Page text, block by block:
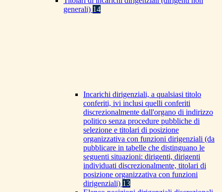
generali) 14
Incarichi dirigenziali, a qualsiasi titolo
conferiti, ivi inclusi quelli conferiti
discrezionalmente dall'organo di indirizzo
politico senza procedure pubbliche di
selezione e titolari di posizione
organizzativa con funzioni dirigenziali (da
pubblicare in tabelle che distinguano le
seguenti situazioni: dirigenti, dirigenti
individuati discrezionalmente, titolari di
posizione organizzativa con funzioni
dirigenziali) 13